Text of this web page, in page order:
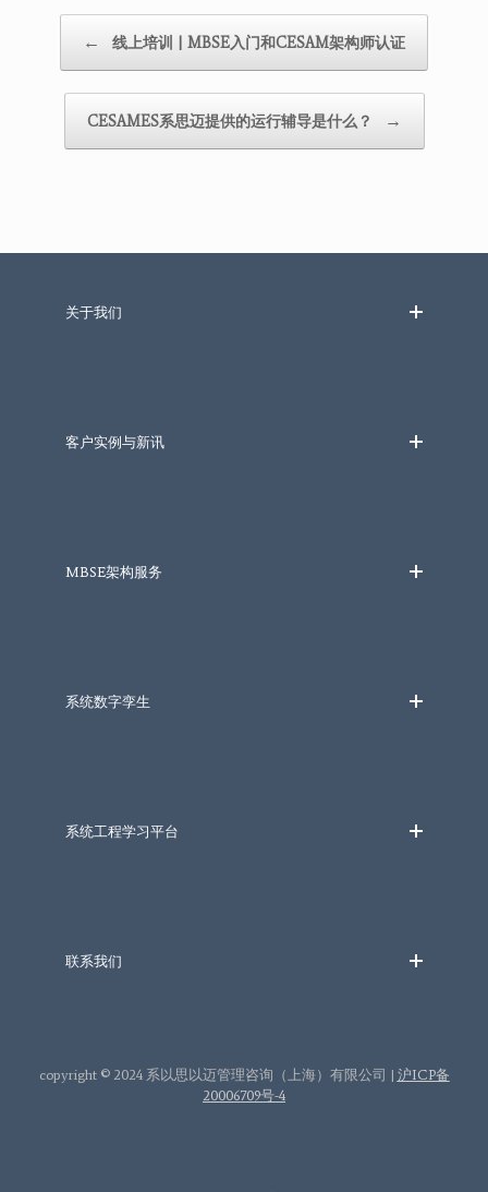
← 线上培训 | MBSE入门和CESAM架构师认证
CESAMES系思迈提供的运行辅导是什么？ →
关于我们
客户实例与新讯
MBSE架构服务
系统数字孪生
系统工程学习平台
联系我们
copyright © 2024 系以思以迈管理咨询（上海）有限公司 | 沪ICP备
20006709号-4